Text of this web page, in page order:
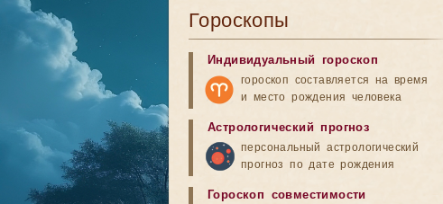
Гороскопы
Индивидуальный гороскоп
гороскоп составляется на время
и место рождения человека
Астрологический прогноз
персональный астрологический
прогноз по дате рождения
Гороскоп совместимости